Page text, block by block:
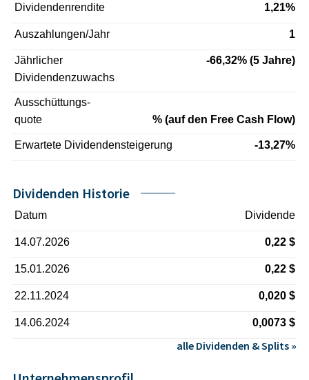
Dividendenrendite 1,21%
Auszahlungen/Jahr 1
Jährlicher
-66,32% (5 Jahre)
Dividendenzuwachs
Ausschüttungs-
quote
% (auf den Free Cash Flow)
Erwartete Dividendensteigerung -13,27%
Dividenden Historie
Datum Dividende
14.07.2026 0,22 $
15.01.2026 0,22 $
22.11.2024 0,020 $
14.06.2024 0,0073 $
alle Dividenden & Splits »